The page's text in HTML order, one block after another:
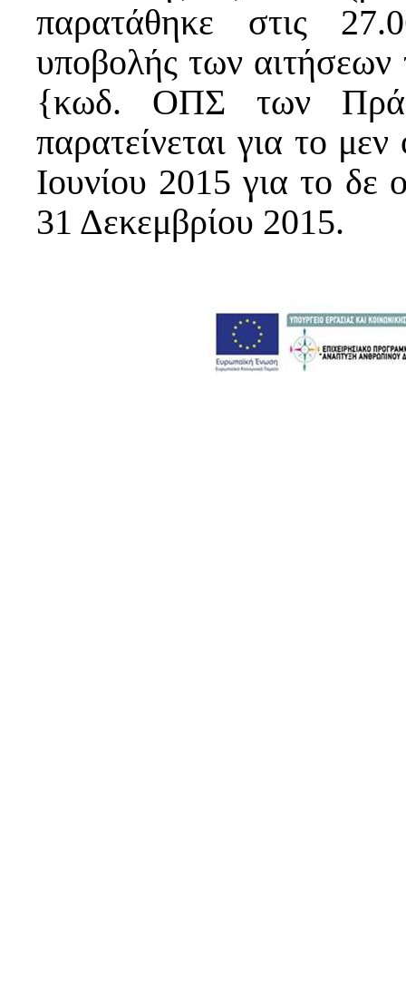
παρατάθηκε στις
υποβολής των
{κωδ. ΟΠΣ των
παρατείνεται για το
Ιουνίου 2015 για το δε
31 Δεκεμβρίου 2015.